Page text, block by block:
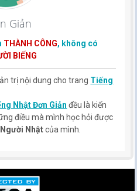
Giản
THÀNH CÔNG, không có
BIẾNG
trị nội dung cho trang Tiếng
Nhật Đơn Giản đều là kiến
điều mà mình học hỏi được
Người Nhậtcủa mình.
mình có được sẽ giúp các bạn